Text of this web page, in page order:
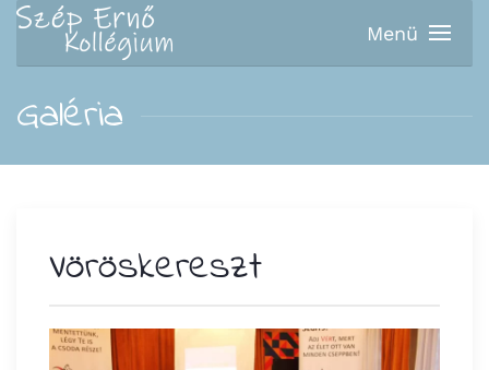
Fő tartalom átugrása
Menü
Galéria
Vöröskereszt